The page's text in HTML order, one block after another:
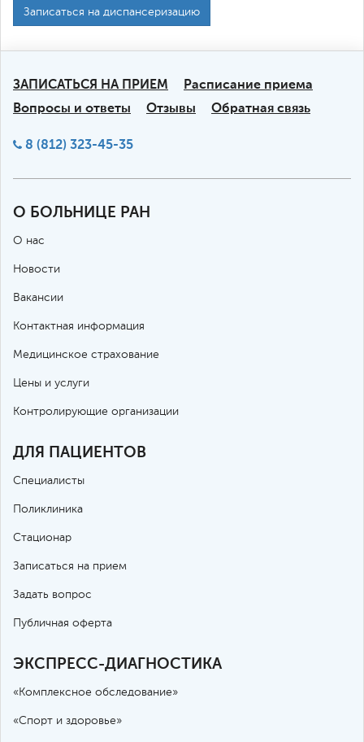
Записаться на диспансеризацию
ЗАПИСАТЬСЯ НА ПРИЕМ
Расписание приема
Вопросы и ответы
Отзывы Обратная связь
8 (812) 323-45-35
О БОЛЬНИЦЕ РАН
О нас
Новости
Вакансии
Контактная информация
Медицинское страхование
Цены и услуги
Контролирующие организации
ДЛЯ ПАЦИЕНТОВ
Специалисты
Поликлиника
Стационар
Записаться на прием
Задать вопрос
Публичная оферта
ЭКСПРЕСС-ДИАГНОСТИКА
«Комплексное обследование»
«Спорт и здоровье»